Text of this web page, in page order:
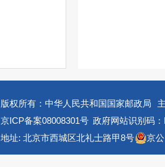
版权所有：中华人民共和国国家邮政局
京ICP备案08008301号 政府网站识别码
地址: 北京市西城区北礼士路甲8号
京